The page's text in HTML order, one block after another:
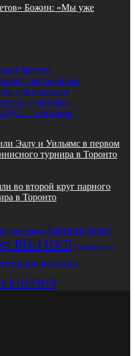
Божин: «Мы уже
быстро
для пожилых
для пожилых
— помощь
— описание
Эалу и Уильямс в первом
турнира в Торонто
во второй круг парного
в Торонто
Водные виды Европа Зенит
РПЛНХЛ Олимпийские
катание